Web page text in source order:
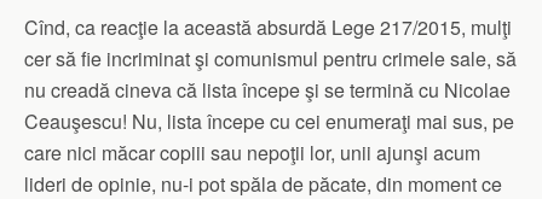
Cînd, ca reacţie la această absurdă Lege 217/2015, mulţi
cer să fie incriminat şi comunismul pentru crimele sale, să
nu creadă cineva că lista începe şi se termină cu Nicolae
Ceauşescu! Nu, lista începe cu cei enumeraţi mai sus, pe
care nici măcar copiii sau nepoţii lor, unii ajunşi acum
lideri de opinie, nu-i pot spăla de păcate, din moment ce